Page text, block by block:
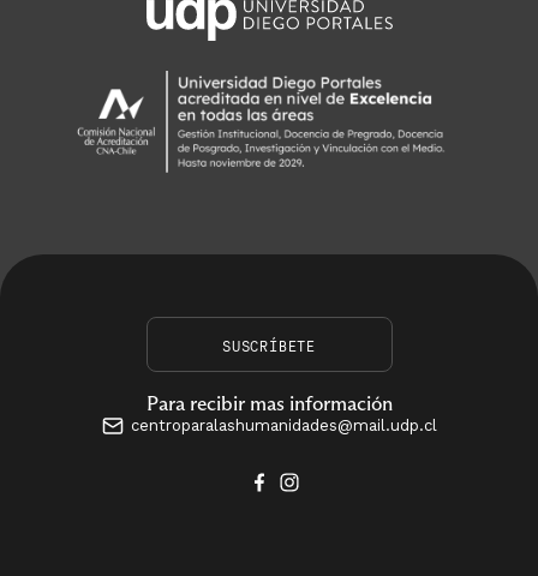
SUSCRÍBETE
Para recibir mas información
centroparalashumanidades@mail.udp.cl